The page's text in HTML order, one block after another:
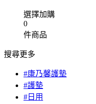
選擇加購
0
件商品
搜尋更多
#康乃馨護墊
#護墊
#日用